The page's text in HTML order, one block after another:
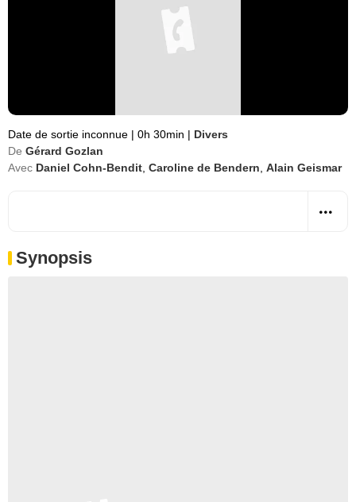
Date de sortie inconnue | 0h 30min | Divers
De Gérard Gozlan
Avec Daniel Cohn-Bendit Caroline de Bendern Alain Geismar
Synopsis